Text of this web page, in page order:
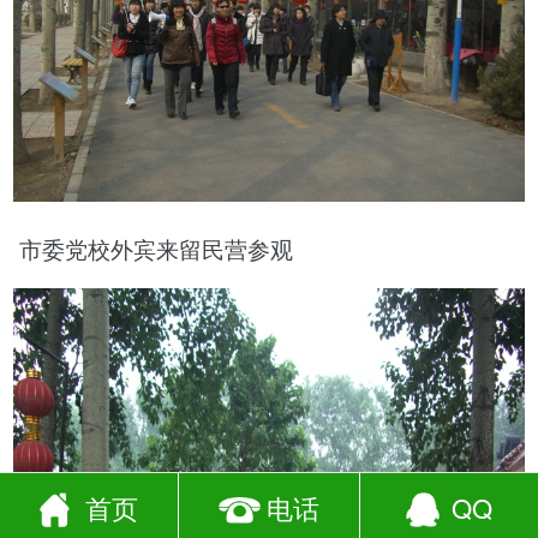
市委党校外宾来留民营参观
首页 电话 QQ